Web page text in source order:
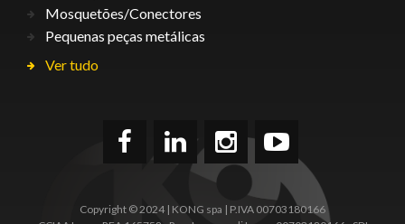
Mosquetões/Conectores
Pequenas peças metálicas
Ver tudo
Copyright © 2024 | KONG spa | P.IVA 00703180166